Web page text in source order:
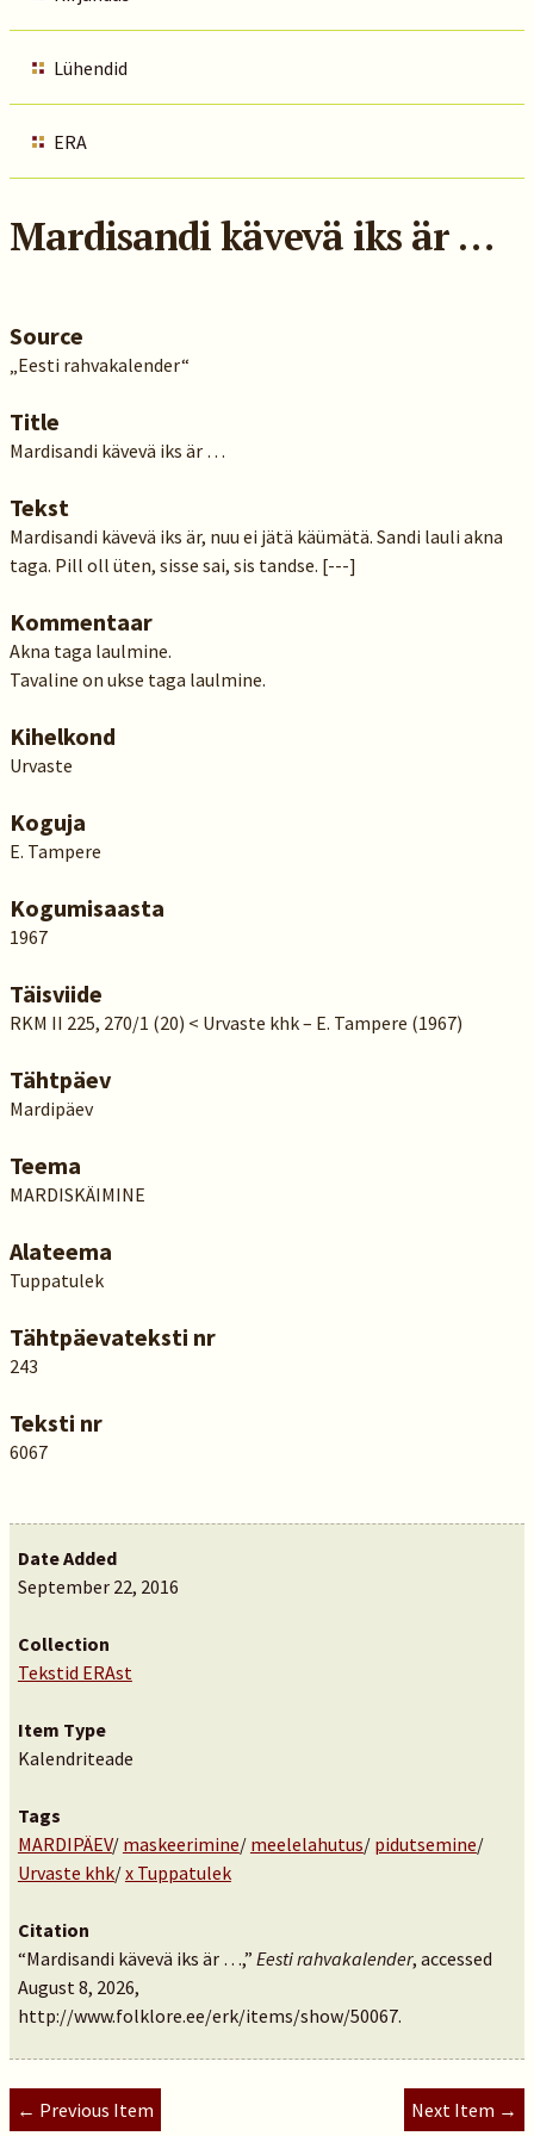
Lühendid
ERA
Mardisandi kävevä iks är …
Source
„Eesti rahvakalender“
Title
Mardisandi kävevä iks är …
Tekst
Mardisandi kävevä iks är, nuu ei jätä käümätä. Sandi lauli akna
taga. Pill oll üten, sisse sai, sis tandse. [---]
Kommentaar
Akna taga laulmine.
Tavaline on ukse taga laulmine.
Kihelkond
Urvaste
Koguja
E. Tampere
Kogumisaasta
1967
Täisviide
RKM II 225, 270/1 (20) < Urvaste khk – E. Tampere (1967)
Tähtpäev
Mardipäev
Teema
MARDISKÄIMINE
Alateema
Tuppatulek
Tähtpäevateksti nr
243
Teksti nr
6067
Date Added
September 22, 2016
Collection
Tekstid ERAst
Item Type
Kalendriteade
Tags
MARDIPÄEV/ maskeerimine/ meelelahutus/ pidutsemine/
Urvaste khk/x Tuppatulek
Citation
“Mardisandi kävevä iks är …,” Eesti rahvakalender, accessed
August 8, 2026,
http://www.folklore.ee/erk/items/show/50067.
← Previous Item Next Item →